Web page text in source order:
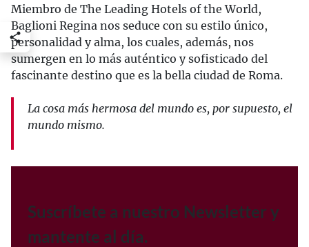
Miembro de The Leading Hotels of the World,
Baglioni Regina nos seduce con su estilo único,
personalidad y alma, los cuales, además, nos
sumergen en lo más auténtico y sofisticado del
fascinante destino que es la bella ciudad de Roma.
La cosa más hermosa del mundo es, por supuesto, el
mundo mismo.
Suscríbete a nuestro Newsletter y
mantente al día.